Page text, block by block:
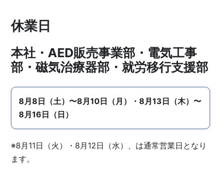
休業日
本社・AED販売事業部・電気工事
部・磁気治療器部・就労移行支援部
8月8日（土）〜8月10日（月）・8月13日（木）〜
8月16日（日）
※8月11日（火）・8月12日（水）、は通常営業日となり
ます。